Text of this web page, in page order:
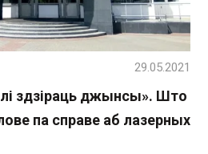
здзіраць джынсы». Што
па справе аб лазерных
29.05.2021